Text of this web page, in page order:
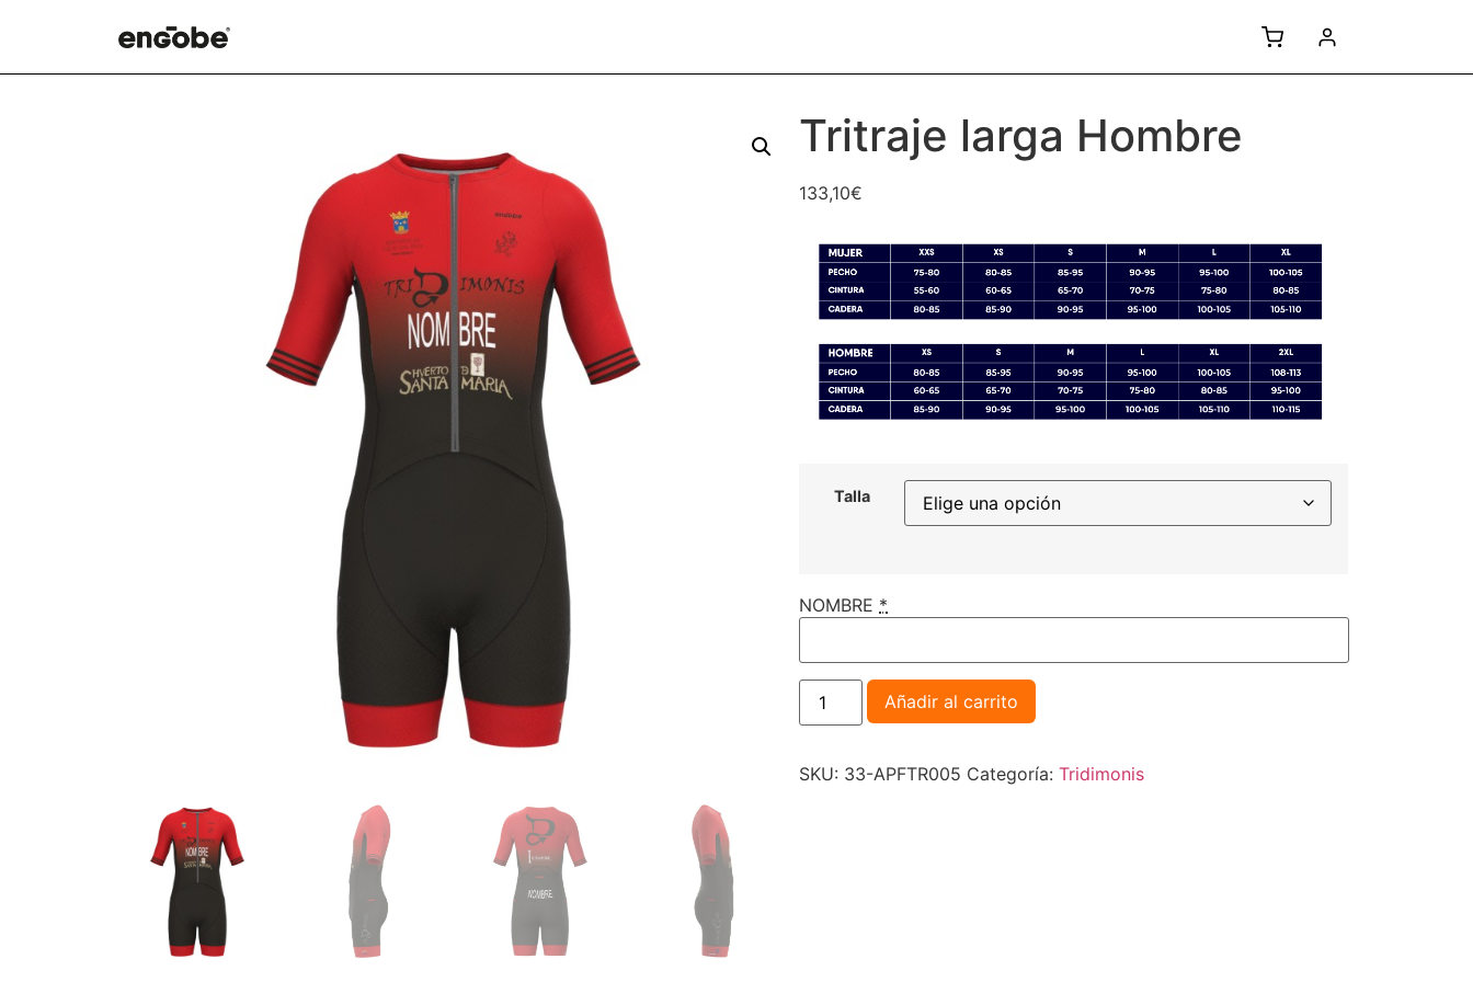
Tritraje larga Hombre
133,10€
Talla
NOMBRE *
Añadir al carrito
SKU: 33-APFTR005 Categoría: Tridimonis